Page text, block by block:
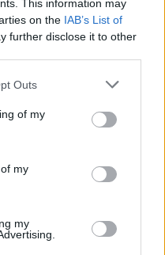
This information may
on the IAB’s List of
further disclose it to other
Outs
of my
my
my
– Lesníkovi nové generace
Střední Čechy
ochlazení